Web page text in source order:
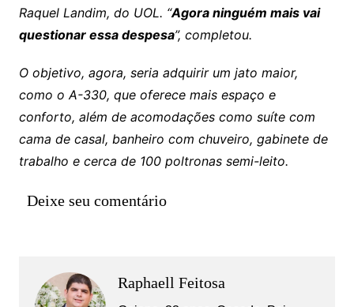
Raquel Landim, do UOL. “Agora ninguém mais vai
questionar essa despesa”, completou.
O objetivo, agora, seria adquirir um jato maior,
como o A-330, que oferece mais espaço e
conforto, além de acomodações como suíte com
cama de casal, banheiro com chuveiro, gabinete de
trabalho e cerca de 100 poltronas semi-leito.
Deixe seu comentário
Raphaell Feitosa